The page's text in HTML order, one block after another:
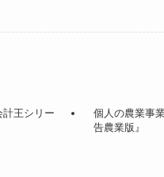
王シリー
個人の農業事
告農業版』